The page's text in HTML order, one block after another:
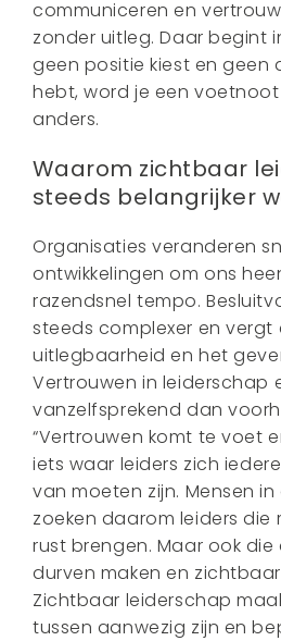
communiceren en
zonder uitleg. Daar begint
geen positie kiest en geen
hebt, word je een
anders.
Waarom zichtbaar
steeds belangrijker
Organisaties veranderen
ontwikkelingen om ons
razendsnel tempo.
steeds complexer en vergt
uitlegbaarheid en het
Vertrouwen in leiderschap
vanzelfsprekend dan
“Vertrouwen komt te voet
iets waar leiders zich
van moeten zijn. Mensen
zoeken daarom leiders die
rust brengen. Maar ook die
durven maken en
Zichtbaar leiderschap
tussen aanwezig zijn en